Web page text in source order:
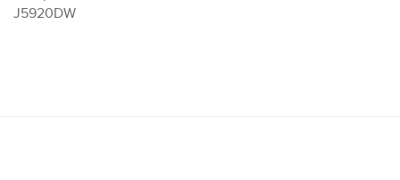
J5920DW